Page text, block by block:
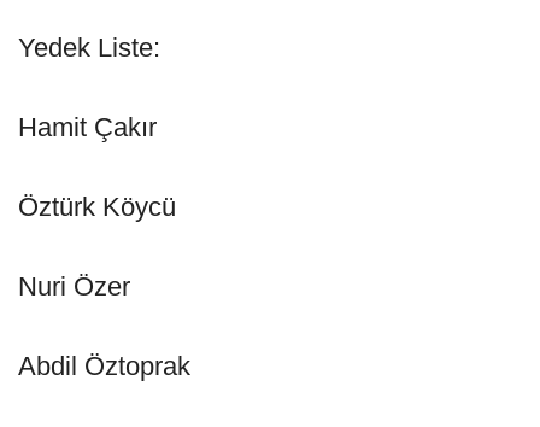
Yedek Liste:
Hamit Çakır
Öztürk Köycü
Nuri Özer
Abdil Öztoprak